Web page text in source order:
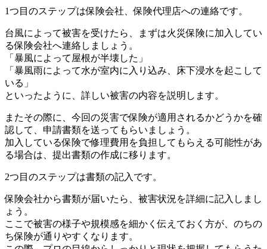
1つ目のステップは保険会社、保険代理店への連絡です。
台風によって被害を受けたら、まずは火災保険に加入してい
る保険会社へ連絡しましょう。
「暴風によって屋根が半壊した」
「暴風雨によって水が室内に入り込み、床下浸水を起こして
いる」
といったように、詳しい被害の内容を説明します。
またその際に、今回の災害で保険が適用されるかどうかを確
認して、申請書類を送ってもらいましょう。
加入している保険で修理費用を負担してもらえる可能性があ
る場合は、提出書類の作成に移ります。
2つ目のステップは書類の記入です。
保険会社から書類が届いたら、被害状況を詳細に記入しまし
ょう。
ここで被害の様子や規模感を細かく伝えておく方が、のちの
ち保険が通りやすくなります。